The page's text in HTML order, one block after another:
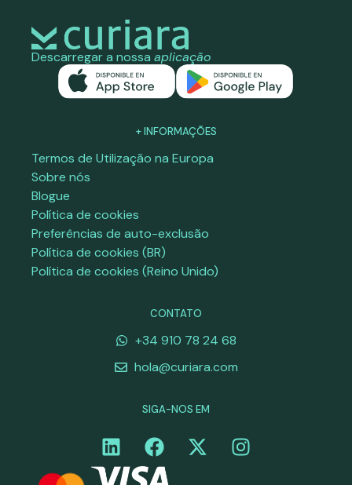
Descarregar a nossa aplicação
+ INFORMAÇÕES
Termos de Utilização na Europa
Sobre nós
Blogue
Política de cookies
Preferências de auto-exclusão
Política de cookies (BR)
Política de cookies (Reino Unido)
CONTATO
+34 910 78 24 68
hola@curiara.com
SIGA-NOS EM